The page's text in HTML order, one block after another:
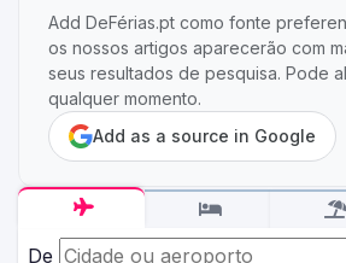
De
Add DeFérias.pt como fonte
os nossos artigos aparecerão com
seus resultados de pesquisa. Pode
qualquer momento.
Add as a source in Google